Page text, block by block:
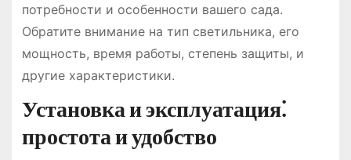
потребности и особенности вашего сада.
Обратите внимание на тип светильника, его
мощность, время работы, степень защиты, и
другие характеристики.
Установка и эксплуатация⁚
простота и удобство